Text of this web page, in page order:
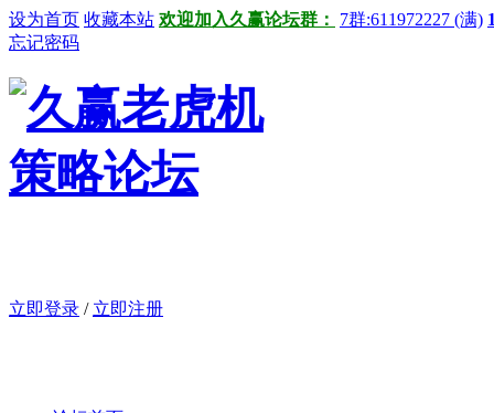
设为首页 收藏本站 欢迎加入久赢论坛群： 7群:611972227 (满)
忘记密码
立即登录 / 立即注册